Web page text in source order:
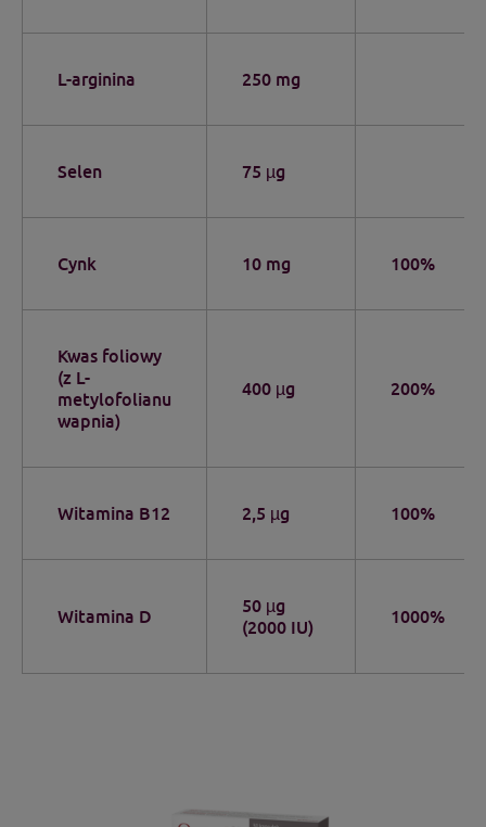
L-arginina 250 mg
Selen 75 µg
Cynk 10 mg 100%
Kwas foliowy
(z L-
metylofolianu
wapnia)
400 µg 200%
Witamina B12 2,5 µg 100%
Witamina D
50 µg
(2000 IU)
1000%